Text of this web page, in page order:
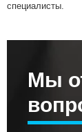
специалисты.
Мы